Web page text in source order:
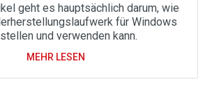
geht es hauptsächlich darum, wie
für Windows
und verwenden kann.
MEHR LESEN